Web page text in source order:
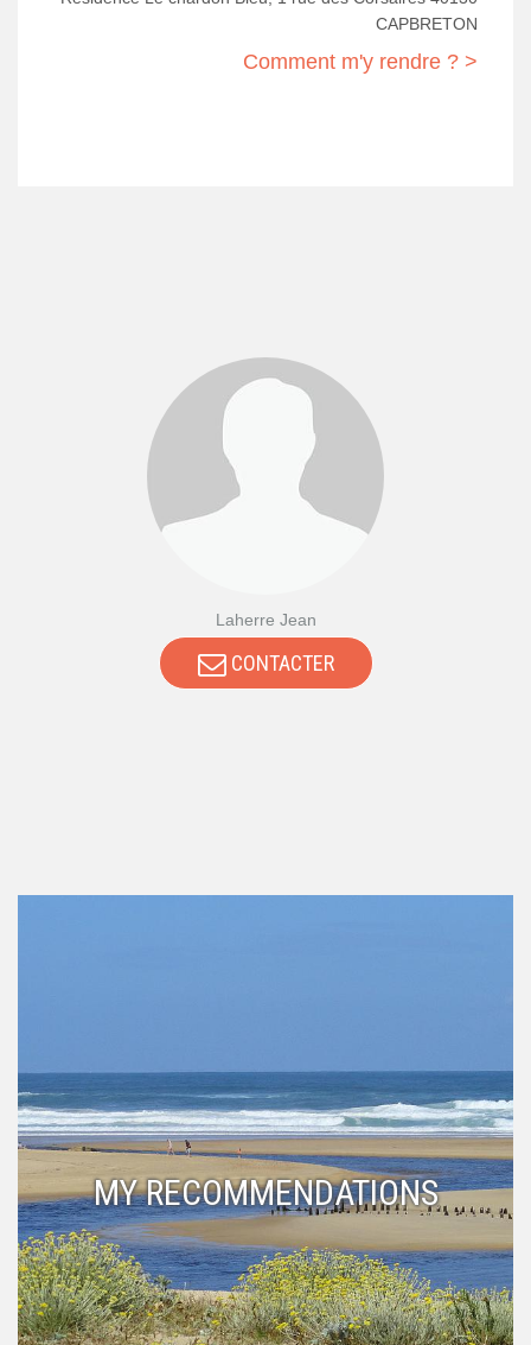
CAPBRETON
Comment m'y rendre ? >
Laherre Jean
CONTACTER
MY RECOMMENDATIONS